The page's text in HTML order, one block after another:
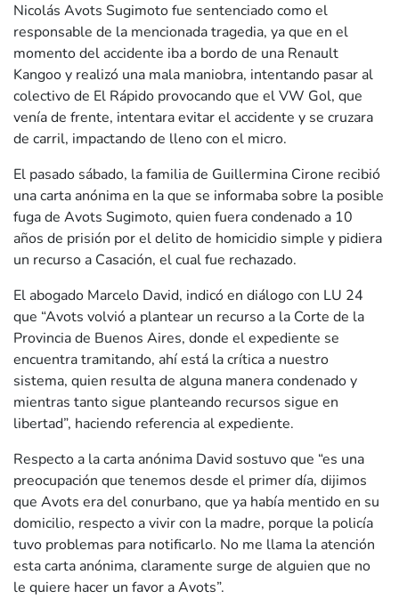
Nicolás Avots Sugimoto fue sentenciado como el
responsable de la mencionada tragedia, ya que en el
momento del accidente iba a bordo de una Renault
Kangoo y realizó una mala maniobra, intentando pasar al
colectivo de El Rápido provocando que el VW Gol, que
venía de frente, intentara evitar el accidente y se cruzara
de carril, impactando de lleno con el micro.
El pasado sábado, la familia de Guillermina Cirone recibió
una carta anónima en la que se informaba sobre la posible
fuga de Avots Sugimoto, quien fuera condenado a 10
años de prisión por el delito de homicidio simple y pidiera
un recurso a Casación, el cual fue rechazado.
El abogado Marcelo David, indicó en diálogo con LU 24
que “Avots volvió a plantear un recurso a la Corte de la
Provincia de Buenos Aires, donde el expediente se
encuentra tramitando, ahí está la crítica a nuestro
sistema, quien resulta de alguna manera condenado y
mientras tanto sigue planteando recursos sigue en
libertad”, haciendo referencia al expediente.
Respecto a la carta anónima David sostuvo que “es una
preocupación que tenemos desde el primer día, dijimos
que Avots era del conurbano, que ya había mentido en su
domicilio, respecto a vivir con la madre, porque la policía
tuvo problemas para notificarlo. No me llama la atención
esta carta anónima, claramente surge de alguien que no
le quiere hacer un favor a Avots”.